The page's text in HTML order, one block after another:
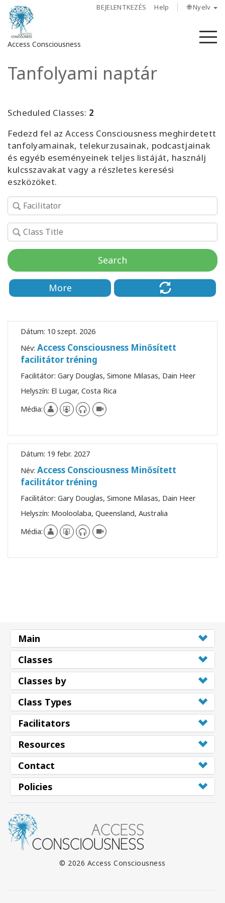
BEJELENTKEZÉS Help 🌐 Nyelv
Access Consciousness
Bejelentkezés
Access
Bars
Régiók
Tanfolyamok
Facilitators
KAPCSOLAT
KERESÉS
Tanfolyami naptár
Scheduled Classes: 2
Fedezd fel az Access Consciousness meghirdetett
tanfolyamainak, telekurzusainak, podcastjainak
és egyéb eseményeinek teljes listáját, használj
kulcsszavakat vagy a részletes keresési
eszközöket.
Search
More
Dátum: 10 szept. 2026
Név: Access Consciousness Minősített
facilitátor tréning
Facilitátor: Gary Douglas, Simone Milasas, Dain Heer
Helyszín: El Lugar, Costa Rica
Média:
Dátum: 19 febr. 2027
Név: Access Consciousness Minősített
facilitátor tréning
Facilitátor: Gary Douglas, Simone Milasas, Dain Heer
Helyszín: Mooloolaba, Queensland, Australia
Média:
Main
Classes
Classes by
Class Types
Facilitators
Resources
Contact
Policies
© 2026 Access Consciousness